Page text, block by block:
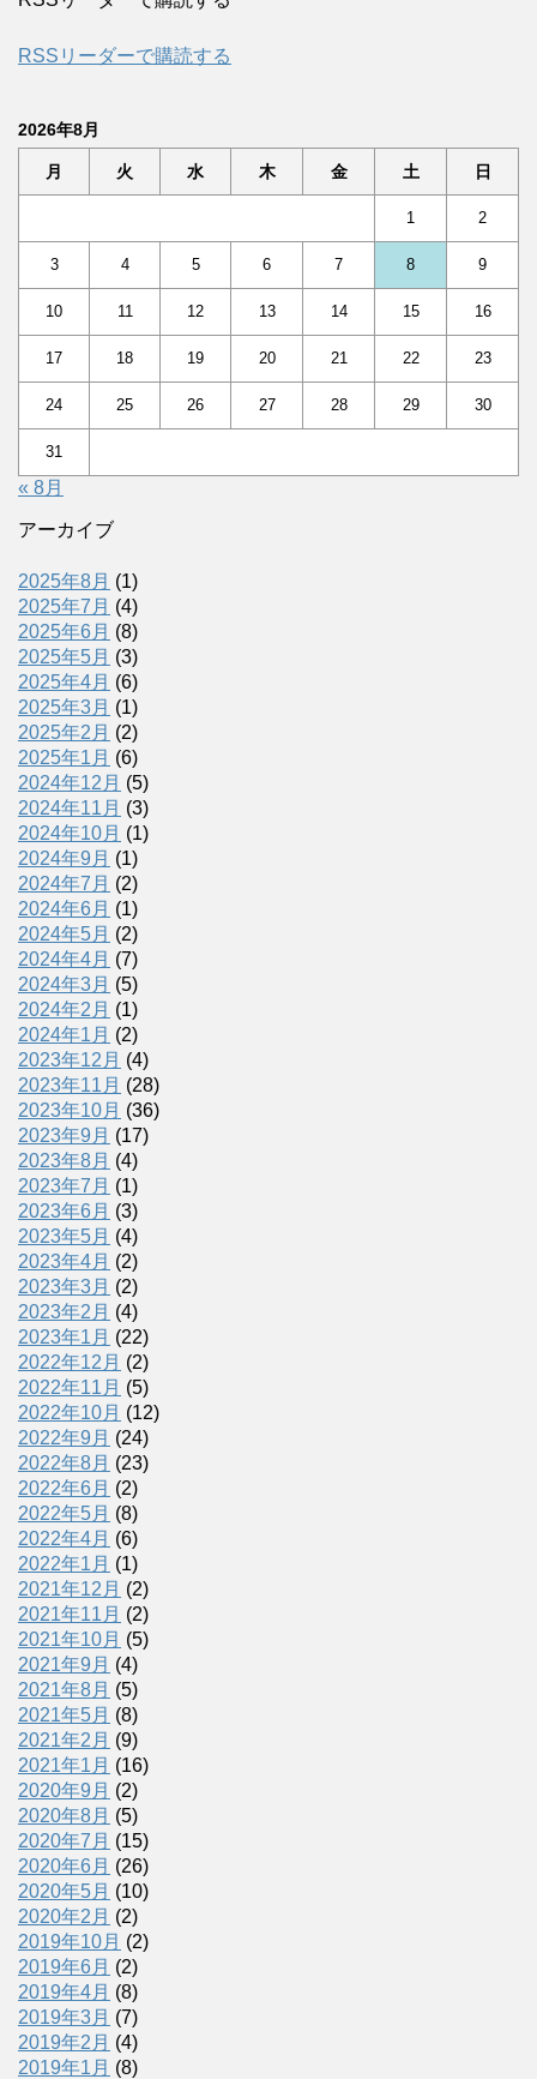
RSSリーダーで購読する
2026年8月
月 火 水 木 金 土 日
1 2
3 4 5 6 7 8 9
10 11 12 13 14 15 16
17 18 19 20 21 22 23
24 25 26 27 28 29 30
31
« 8月
アーカイブ
2025年8月 (1)
2025年7月 (4)
2025年6月 (8)
2025年5月 (3)
2025年4月 (6)
2025年3月 (1)
2025年2月 (2)
2025年1月 (6)
2024年12月 (5)
2024年11月 (3)
2024年10月 (1)
2024年9月 (1)
2024年7月 (2)
2024年6月 (1)
2024年5月 (2)
2024年4月 (7)
2024年3月 (5)
2024年2月 (1)
2024年1月 (2)
2023年12月 (4)
2023年11月 (28)
2023年10月 (36)
2023年9月 (17)
2023年8月 (4)
2023年7月 (1)
2023年6月 (3)
2023年5月 (4)
2023年4月 (2)
2023年3月 (2)
2023年2月 (4)
2023年1月 (22)
2022年12月 (2)
2022年11月 (5)
2022年10月 (12)
2022年9月 (24)
2022年8月 (23)
2022年6月 (2)
2022年5月 (8)
2022年4月 (6)
2022年1月 (1)
2021年12月 (2)
2021年11月 (2)
2021年10月 (5)
2021年9月 (4)
2021年8月 (5)
2021年5月 (8)
2021年2月 (9)
2021年1月 (16)
2020年9月 (2)
2020年8月 (5)
2020年7月 (15)
2020年6月 (26)
2020年5月 (10)
2020年2月 (2)
2019年10月 (2)
2019年6月 (2)
2019年4月 (8)
2019年3月 (7)
2019年2月 (4)
2019年1月 (8)